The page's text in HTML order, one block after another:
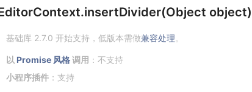
object)
基础库 2.7.0 开始支持，低版本需做兼容处理。
以 Promise 风格调用 ：不支持
小程序插件 ：支持